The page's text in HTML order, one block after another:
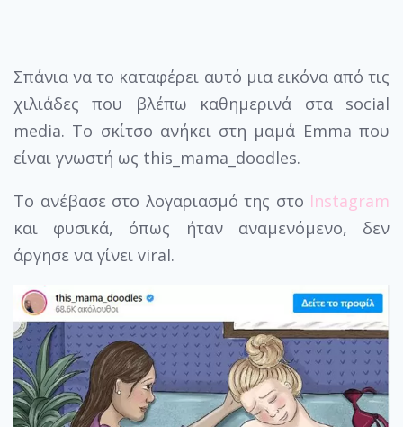
Σπάνια να το καταφέρει αυτό μια εικόνα από τις
χιλιάδες που βλέπω καθημερινά στα social
media. Το σκίτσο ανήκει στη μαμά Emma που
είναι γνωστή ως this_mama_doodles.
Το ανέβασε στο λογαριασμό της στο Instagram
και φυσικά, όπως ήταν αναμενόμενο, δεν
άργησε να γίνει viral.